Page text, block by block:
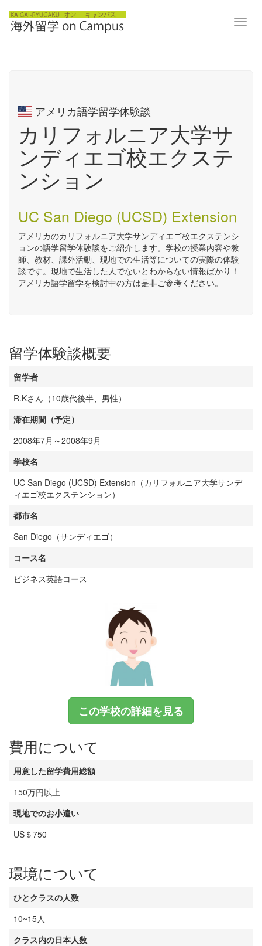
アメリカ語学留学体験談
カリフォルニア大学サ
ンディエゴ校エクステ
ンション
UC San Diego (UCSD) Extension
アメリカのカリフォルニア大学サンディエゴ校エクステンシ
ョンの語学留学体験談をご紹介します。学校の授業内容や教
師、教材、課外活動、現地での生活等についての実際の体験
談です。現地で生活した人でないとわからない情報ばかり！
アメリカ語学留学を検討中の方は是非ご参考ください。
留学体験談概要
留学者
R.Kさん（10歳代後半、男性）
滞在期間（予定）
2008年7月～2008年9月
学校名
UC San Diego (UCSD) Extension（カリフォルニア大学サンデ
ィエゴ校エクステンション）
都市名
San Diego（サンディエゴ）
コース名
ビジネス英語コース
この学校の詳細を見る
費用について
用意した留学費用総額
150万円以上
現地でのお小遣い
US＄750
環境について
ひとクラスの人数
10~15人
クラス内の日本人数